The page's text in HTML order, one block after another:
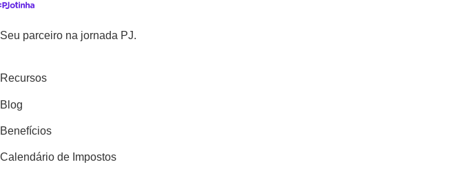
Seu parceiro na jornada PJ.
Recursos
Blog
Benefícios
Calendário de Impostos